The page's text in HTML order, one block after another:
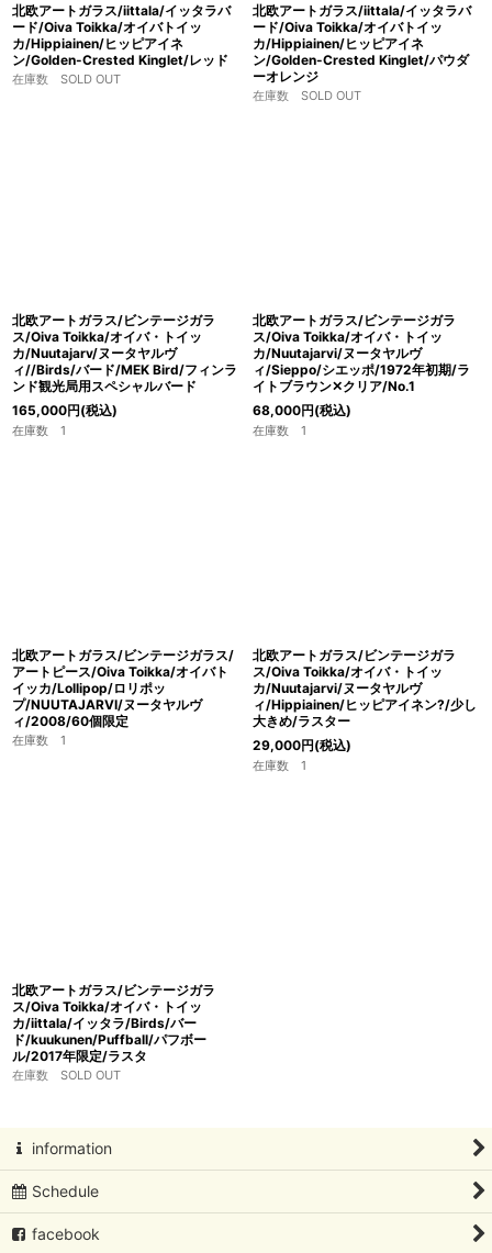
北欧アートガラス/iittala/イッタラバ
ード/Oiva Toikka/オイバトイッ
カ/Hippiainen/ヒッピアイネ
ン/Golden-Crested Kinglet/レッド
在庫数 SOLD OUT
北欧アートガラス/iittala/イッタラバ
ード/Oiva Toikka/オイバトイッ
カ/Hippiainen/ヒッピアイネ
ン/Golden-Crested Kinglet/パウダ
ーオレンジ
在庫数 SOLD OUT
北欧アートガラス/ビンテージガラ
ス/Oiva Toikka/オイバ・トイッ
カ/Nuutajarv/ヌータヤルヴ
ィ//Birds/バード/MEK Bird/フィンラ
ンド観光局用スペシャルバード
165,000円(税込)
在庫数 1
北欧アートガラス/ビンテージガラ
ス/Oiva Toikka/オイバ・トイッ
カ/Nuutajarvi/ヌータヤルヴ
ィ/Sieppo/シエッポ/1972年初期/ラ
イトブラウン✕クリア/No.1
68,000円(税込)
在庫数 1
北欧アートガラス/ビンテージガラス/
アートピース/Oiva Toikka/オイバト
イッカ/Lollipop/ロリポッ
プ/NUUTAJARVI/ヌータヤルヴ
ィ/2008/60個限定
在庫数 1
北欧アートガラス/ビンテージガラ
ス/Oiva Toikka/オイバ・トイッ
カ/Nuutajarvi/ヌータヤルヴ
ィ/Hippiainen/ヒッピアイネン?/少し
大きめ/ラスター
29,000円(税込)
在庫数 1
北欧アートガラス/ビンテージガラ
ス/Oiva Toikka/オイバ・トイッ
カ/iittala/イッタラ/Birds/バー
ド/kuukunen/Puffball/パフボー
ル/2017年限定/ラスタ
在庫数 SOLD OUT
information
Schedule
facebook